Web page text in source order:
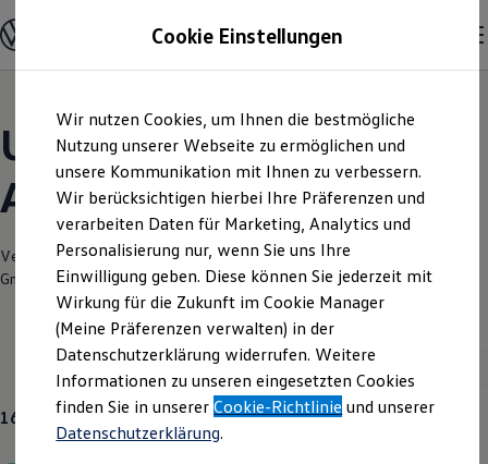
Hauptinhalt
springen
Footer
springen
Modelle und Konfigurator
Konfigurator
Modelle vergleichen
Elektroautos
ENERGY Sondermodelle
Nutzfahrzeuge
SUV und CUV
Familienautos
Kombis
Kompaktwagen
Sportwagen
Schnell verfügbare Fahrzeuge
Angebote und Produkte
Aktuelle Angebote
E-Auto-Förderung
Volkswagen Marktplatz
Die ENERGY Sondermodelle
Junge Gebrauchtwagen und Gebrauchtwagen
Volkswagen Zertifizierte Gebrauchtwagen
Elektromobilität bei Gebrauchtwagen
Unsere aktuellen
Angebote und mehr
Verantwortlich für die Inhalte auf dieser Seite ist die Auto-Scholz AHG
GmbH & Co. KG(Impressum & Rechtliches)
Aktuelle Modelle
16 Angebote
Cookie Einstellungen
Wir nutzen Cookies, um Ihnen die bestmögliche
Nutzung unserer Webseite zu ermöglichen und
unsere Kommunikation mit Ihnen zu verbessern.
Wir berücksichtigen hierbei Ihre Präferenzen und
verarbeiten Daten für Marketing, Analytics und
Personalisierung nur, wenn Sie uns Ihre
Einwilligung geben. Diese können Sie jederzeit mit
Wirkung für die Zukunft im Cookie Manager
(Meine Präferenzen verwalten) in der
Datenschutzerklärung widerrufen. Weitere
Informationen zu unseren eingesetzten Cookies
finden Sie in unsererCookie-Richtlinie und unserer
Datenschutzerklärung.